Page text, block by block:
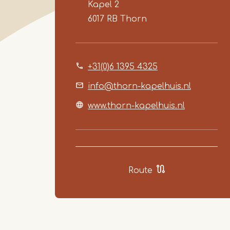
Kapel 2
6017 RB Thorn
+31(0)6 1395 4325
info@thorn-kapelhuis.nl
www.thorn-kapelhuis.nl
Route